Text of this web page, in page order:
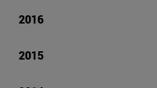
2016
2015